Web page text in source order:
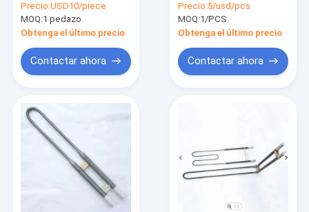
molibdeno de los
calentadores del
carburo de silicio
1600C 1850C
Precio:USD10/piece
MOQ:1 pedazo
Obtenga el último precio
Contactar ahora
laboratorio tipo U
MoSi2 Resistencia al
calentador
elementos de
calentamiento
disilicidas de
Precio:5/usd/pcs
MOQ:1/PCS
Obtenga el último precio
Contactar ahora